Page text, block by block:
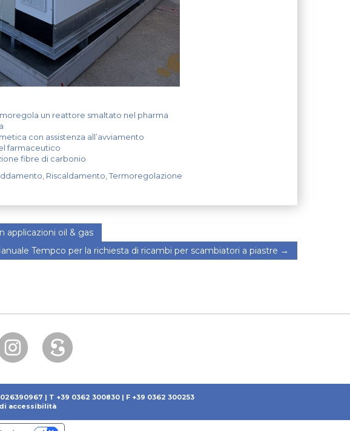
un reattore smaltato nel pharma
con assistenza all’avviamento
farmaceutico
fibre di carbonio
, Riscaldamento,Termoregolazione
applicazioni oil & gas
Tempco per la richiesta di ricambi per scambiatori a piastre →
| T +39 0362 300830 | F +39 0362 300253
accessibilità